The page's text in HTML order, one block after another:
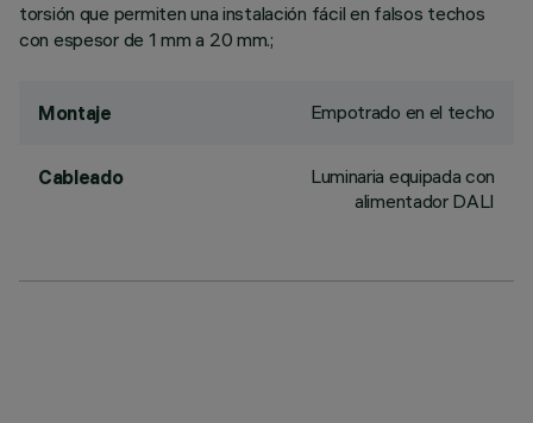
torsión que permiten una instalación fácil en falsos techos
con espesor de 1 mm a 20 mm.;
Montaje Empotrado en el techo
Cableado
Luminaria equipada con
alimentador DALI